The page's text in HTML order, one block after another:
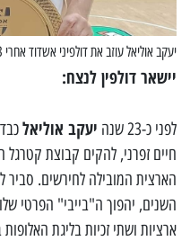
יעקב אוליאל עוזב את דולפיני אשדוד אחרי 23 שנה (דף הפייסבוק של יעקב אוליאל)
יישאר דולפין לנצח:
לפני כ-23 שנה יעקב אוליאל
חיים זפרני, להקים קבוצת
הארצית המובילה לחירשים.
ארציות ושתי זכיות בליגת